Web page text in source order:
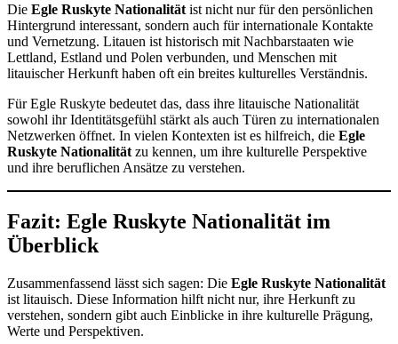
Die Egle Ruskyte Nationalität ist nicht nur für den persönlichen
Hintergrund interessant, sondern auch für internationale Kontakte
und Vernetzung. Litauen ist historisch mit Nachbarstaaten wie
Lettland, Estland und Polen verbunden, und Menschen mit
litauischer Herkunft haben oft ein breites kulturelles Verständnis.
Für Egle Ruskyte bedeutet das, dass ihre litauische Nationalität
sowohl ihr Identitätsgefühl stärkt als auch Türen zu internationalen
Netzwerken öffnet. In vielen Kontexten ist es hilfreich, die Egle
Ruskyte Nationalität zu kennen, um ihre kulturelle Perspektive
und ihre beruflichen Ansätze zu verstehen.
Fazit: Egle Ruskyte Nationalität im
Überblick
Zusammenfassend lässt sich sagen: Die Egle Ruskyte Nationalität
ist litauisch. Diese Information hilft nicht nur, ihre Herkunft zu
verstehen, sondern gibt auch Einblicke in ihre kulturelle Prägung,
Werte und Perspektiven.